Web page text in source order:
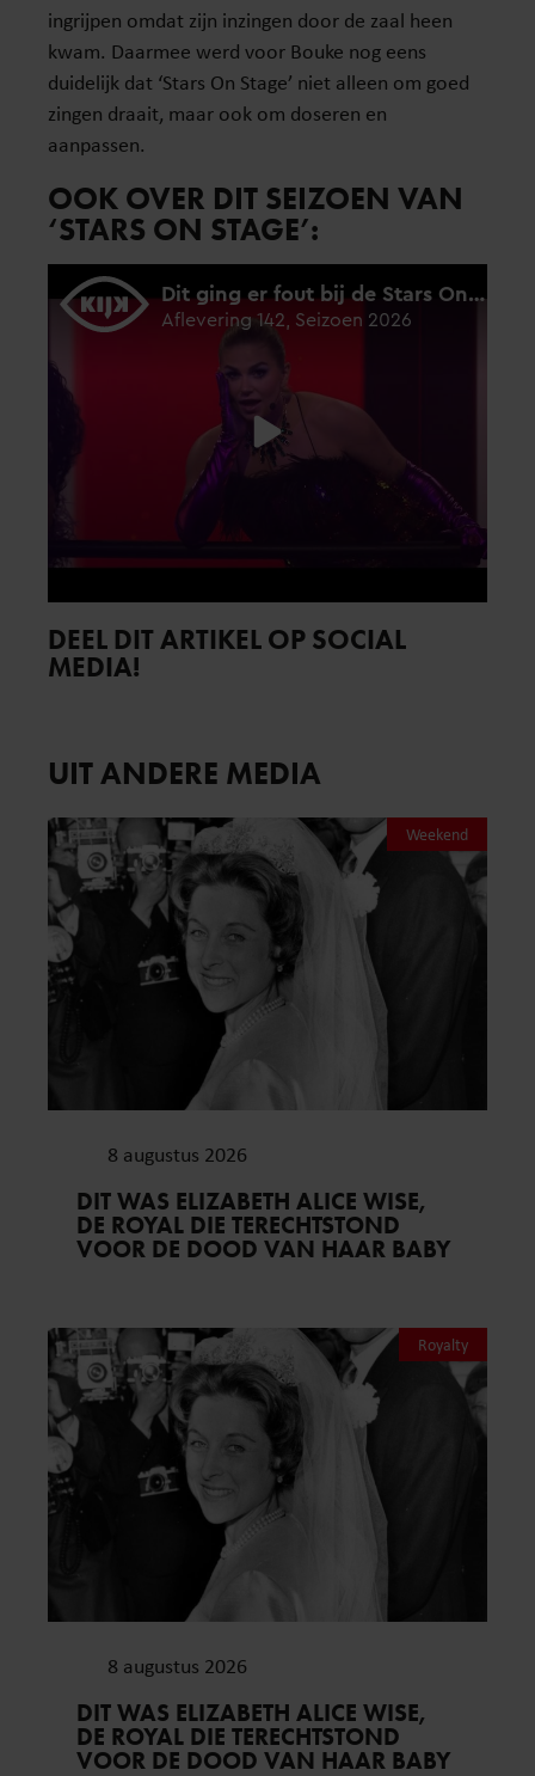
ingrijpen omdat zijn inzingen door de zaal heen
kwam. Daarmee werd voor Bouke nog eens
duidelijk dat ‘Stars On Stage’ niet alleen om goed
zingen draait, maar ook om doseren en
aanpassen.
OOK OVER DIT SEIZOEN VAN
‘STARS ON STAGE’:
DEEL DIT ARTIKEL OP SOCIAL
MEDIA!
UIT ANDERE MEDIA
Weekend
8 augustus 2026
DIT WAS ELIZABETH ALICE WISE,
DE ROYAL DIE TERECHTSTOND
VOOR DE DOOD VAN HAAR BABY
Royalty
8 augustus 2026
DIT WAS ELIZABETH ALICE WISE,
DE ROYAL DIE TERECHTSTOND
VOOR DE DOOD VAN HAAR BABY